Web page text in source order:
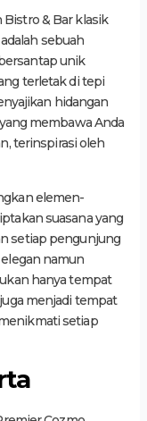
& Bar klasik
sebuah
unik
terletak di tepi
hidangan
membawa Anda
terinspirasi oleh
elemen-
suasana yang
setiap pengunjung
namun
hanya tempat
menjadi tempat
setiap